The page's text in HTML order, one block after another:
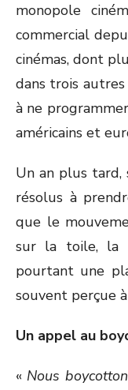
monopole
commercial
cinémas, dont
dans trois
à ne
américains et
Un an plus tard,
résolus à
que le
sur la toile, la
pourtant une
souvent perçue
Un appel au
« Nous